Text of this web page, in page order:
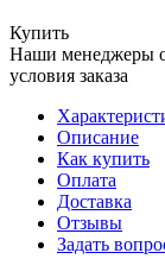
Купить
Наши менеджеры
условия заказа
Описание
Как купить
Оплата
Доставка
Отзывы
Задать